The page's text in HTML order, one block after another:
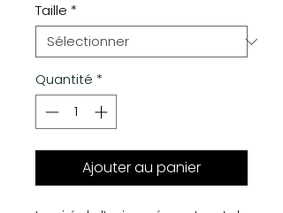
Taille *
Quantité *
Ajouter au panier